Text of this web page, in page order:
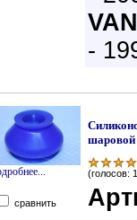
-
сравнить
шаровой
(голосов: